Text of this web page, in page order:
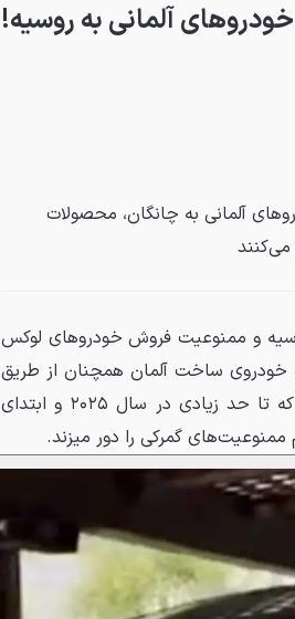
آلمانی به روسیه!
آلمانی به چانگان، محصولات
می‌کنند
و ممنوعیت فروش خودروهای لوکس
خودروی ساخت آلمان همچنان از طریق
شبکه‌های غیررسمی به روسیه راه پیدا می‌کنند. این روند که تا حد زیادی در سال ۲۰۲۵ و ابتدای